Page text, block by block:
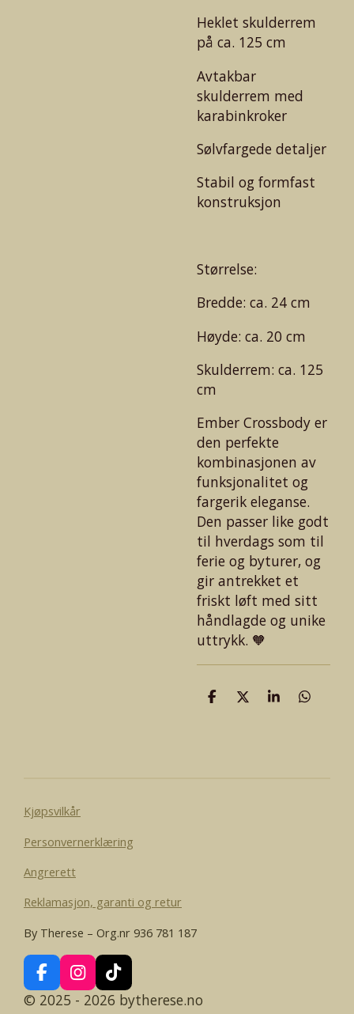
Heklet skulderrem
på ca. 125 cm
Avtakbar
skulderrem med
karabinkroker
Sølvfargede detaljer
Stabil og formfast
konstruksjon
Størrelse:
Bredde: ca. 24 cm
Høyde: ca. 20 cm
Skulderrem: ca. 125
cm
Ember Crossbody er
den perfekte
kombinasjonen av
funksjonalitet og
fargerik eleganse.
Den passer like godt
til hverdags som til
ferie og byturer, og
gir antrekket et
friskt løft med sitt
håndlagde og unike
uttrykk. 🧡
D
D
D
D
Kjøpsvilkår
Personvernerklæring
Angrerett
Reklamasjon, garanti og retur
By Therese – Org.nr 936 781 187
F
a
I
n
T
i
© 2025 - 2026 bytherese.no